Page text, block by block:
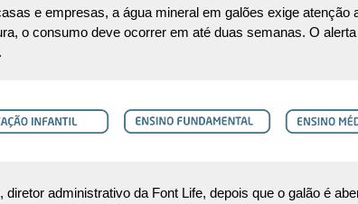
e empresas, a água mineral em galões exige atenção
o consumo deve ocorrer em até duas semanas. O
administrativo da Font Life, depois que o galão é